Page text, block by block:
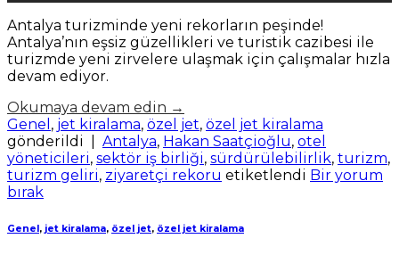
Antalya turizminde yeni rekorların peşinde!
Antalya’nın eşsiz güzellikleri ve turistik cazibesi ile
turizmde yeni zirvelere ulaşmak için çalışmalar hızla
devam ediyor.
Okumaya devam edin →
Genel , jet kiralama, özel jet, özel jet kiralama
gönderildi
Antalya, Hakan Saatçioğlu, otel
yöneticileri, sektör iş birliği, sürdürülebilirlik, turizm,
turizm geliri, ziyaretçi rekoru etiketlendi Bir yorum
bırak
Genel, jet kiralama, özel jet, özel jet kiralama